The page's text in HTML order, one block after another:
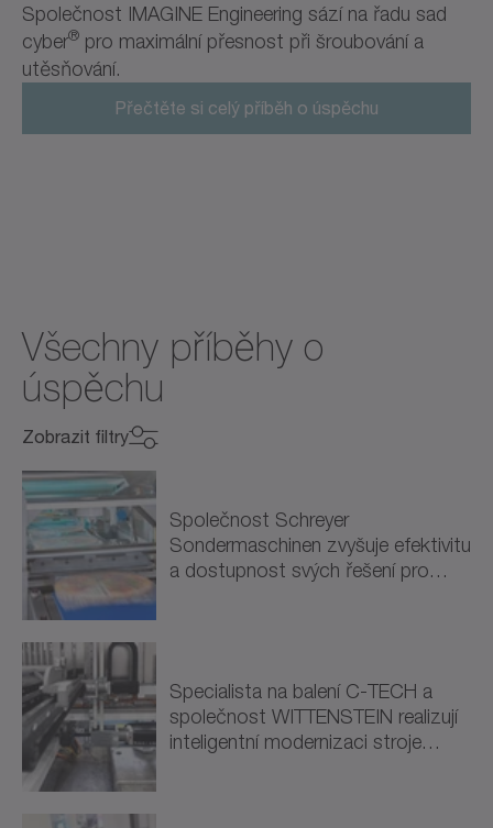
Společnost IMAGINE Engineering sází na řadu sad
cyber® pro maximální přesnost při šroubování a
utěsňování.
Přečtěte si celý příběh o úspěchu
Všechny příběhy o
úspěchu
Zobrazit filtry
Vyberte odvětví
Strojírenství (9)
Obráběcí stroje (3)
Balení (5)
Zpracování (1)
Energie (1)
Obnovitelná energie (1)
Vyberte odvětví
Společnost Schreyer
Sondermaschinen zvyšuje efektivitu
a dostupnost svých řešení pro
Specialista na balení C-TECH a
společnost WITTENSTEIN realizují
inteligentní modernizaci stroje